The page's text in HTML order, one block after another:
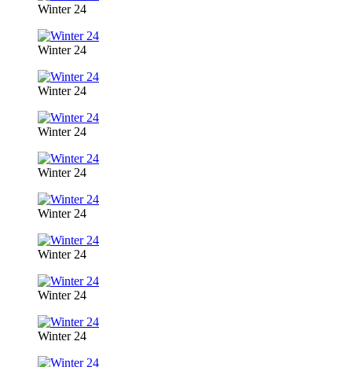
Winter 24
Winter 24
Winter 24
Winter 24
Winter 24
Winter 24
Winter 24
Winter 24
Winter 24